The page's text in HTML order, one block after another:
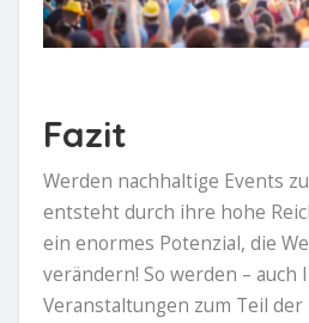
Fazit
Werden nachhaltige Events
entsteht durch ihre hohe
ein enormes Potenzial, die
verändern! So werden – auch
Veranstaltungen zum Teil der